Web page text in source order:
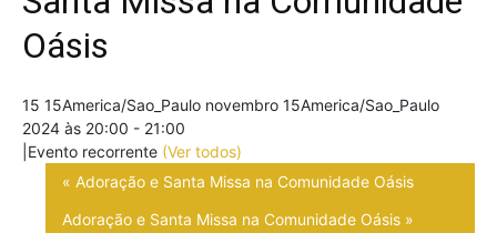
Oásis
15 15America/Sao_Paulo novembro 15America/Sao_Paulo
2024 às 20:00 - 21:00
Evento recorrente (Ver todos)
« Adoração e Santa Missa na Comunidade Oásis
Adoração e Santa Missa na Comunidade Oásis »